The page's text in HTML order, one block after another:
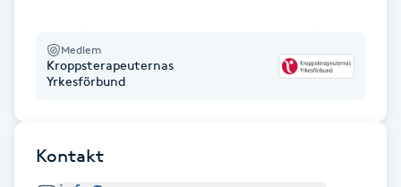
Hyaluronsyra
Hyperhidros
Hypnos
Medlem
Kroppsterapeuternas
Yrkesförbund
Kontakt